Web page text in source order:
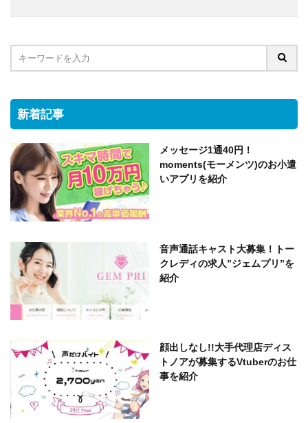
新着記事
メッセージ1通40円！
moments(モーメンツ)のお小遣
いアプリを紹介
音声通話キャスト大募集！トー
クレディの求人”ジェムプリ”を
紹介
顔出しなし!!大手代理店ディス
トノアが募集するVtuberのお仕
事を紹介